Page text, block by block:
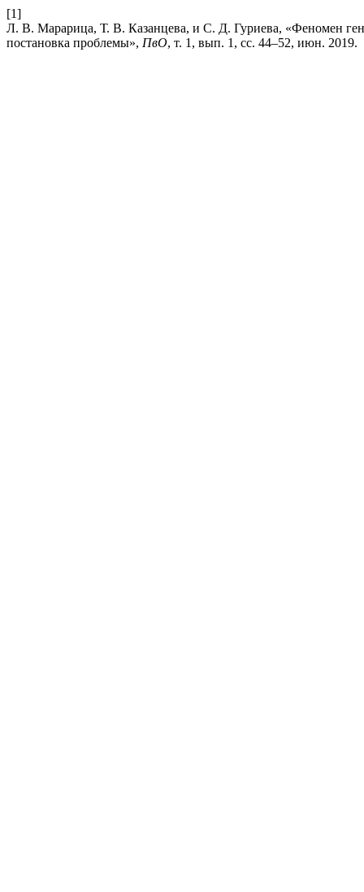
[1]
Л. В. Марарица, Т. В. Казанцева, и С. Д. Гуриева, «Феномен
постановка проблемы», ПвО, т. 1, вып. 1, сс. 44–52, июн. 2019.